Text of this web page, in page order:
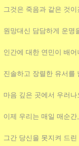
그것은 죽음과 같은 것이
원망대신 담담하게 운명
인간에 대한 연민이 배어
진솔하고 장렬한 유서를
마음 깊은 곳에서 우러나
이제 우리는 매일 매순
그간 당신을 못지켜 드